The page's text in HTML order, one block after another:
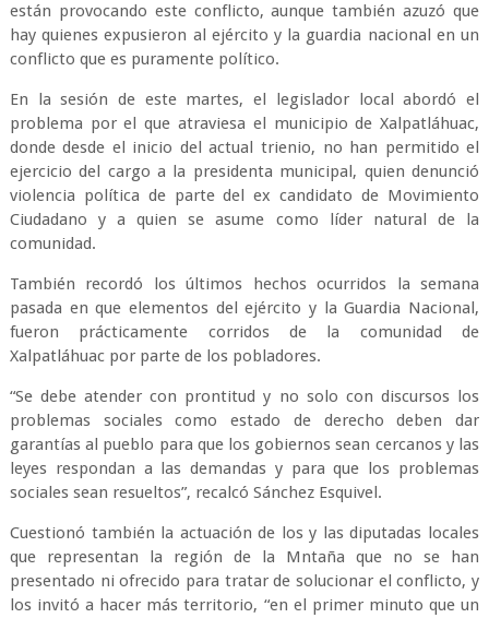
están provocando este conflicto, aunque también azuzó que
hay quienes expusieron al ejército y la guardia nacional en un
conflicto que es puramente político.
En la sesión de este martes, el legislador local abordó el
problema por el que atraviesa el municipio de Xalpatláhuac,
donde desde el inicio del actual trienio, no han permitido el
ejercicio del cargo a la presidenta municipal, quien denunció
violencia política de parte del ex candidato de Movimiento
Ciudadano y a quien se asume como líder natural de la
comunidad.
También recordó los últimos hechos ocurridos la semana
pasada en que elementos del ejército y la Guardia Nacional,
fueron prácticamente corridos de la comunidad de
Xalpatláhuac por parte de los pobladores.
“Se debe atender con prontitud y no solo con discursos los
problemas sociales como estado de derecho deben dar
garantías al pueblo para que los gobiernos sean cercanos y las
leyes respondan a las demandas y para que los problemas
sociales sean resueltos”, recalcó Sánchez Esquivel.
Cuestionó también la actuación de los y las diputadas locales
que representan la región de la Mntaña que no se han
presentado ni ofrecido para tratar de solucionar el conflicto, y
los invitó a hacer más territorio, “en el primer minuto que un